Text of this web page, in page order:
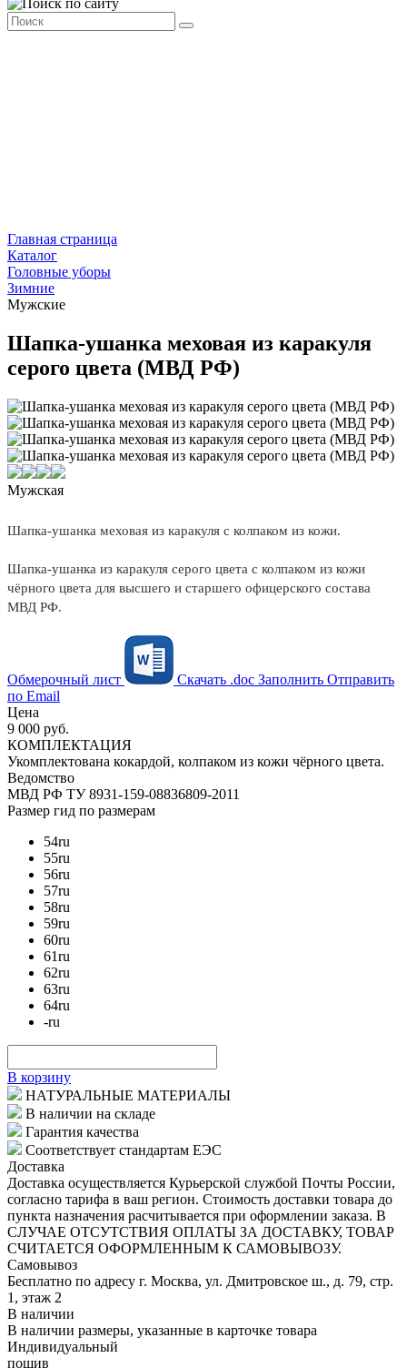
Главная страница
Каталог
Головные уборы
Зимние
Мужские
Шапка-ушанка меховая из каракуля
серого цвета (МВД РФ)
Мужская
Шапка-ушанка меховая из каракуля с колпаком из кожи.
Шапка-ушанка из каракуля серого цвета с колпаком из кожи
чёрного цвета для высшего и старшего офицерского состава
МВД РФ.
Обмерочный лист Скачать .doc Заполнить Отправить
по Email
Цена
9 000 руб.
КОМПЛЕКТАЦИЯ
Укомплектована кокардой, колпаком из кожи чёрного цвета.
Ведомство
МВД РФ ТУ 8931-159-08836809-2011
Размер гид по размерам
54ru
55ru
56ru
57ru
58ru
59ru
60ru
61ru
62ru
63ru
64ru
-ru
В корзину
НАТУРАЛЬНЫЕ МАТЕРИАЛЫ
В наличии на складе
Гарантия качества
Соответствует стандартам ЕЭС
Доставка
Доставка осуществляется Курьерской службой Почты России,
согласно тарифа в ваш регион. Стоимость доставки товара до
пункта назначения расчитывается при оформлении заказа. В
СЛУЧАЕ ОТСУТСТВИЯ ОПЛАТЫ ЗА ДОСТАВКУ, ТОВАР
СЧИТАЕТСЯ ОФОРМЛЕННЫМ К САМОВЫВОЗУ.
Самовывоз
Бесплатно по адресу г. Москва, ул. Дмитровское ш., д. 79, стр.
1, этаж 2
В наличии
В наличии размеры, указанные в карточке товара
Индивидуальный
пошив